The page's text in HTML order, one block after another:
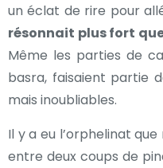
un éclat de rire pour
résonnait plus fort
Même les parties de
basra, faisaient partie
mais inoubliables.
Il y a eu l’orphelinat
entre deux coups de